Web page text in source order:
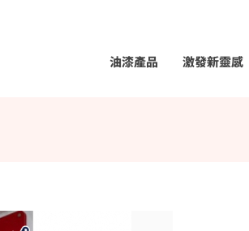
油漆產品 激發新靈感